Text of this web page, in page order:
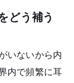
どう補う
いないから内
内で頻繁に耳